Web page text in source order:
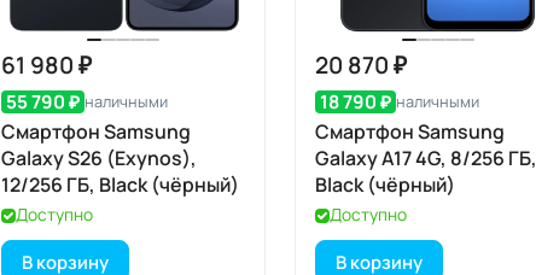
61 980 ₽
55 790 ₽ наличными
Смартфон Samsung
Galaxy S26 (Exynos),
12/256 ГБ, Black (чёрный)
Доступно
В корзину
20 870 ₽
18 790 ₽ наличными
Смартфон Samsung
Galaxy A17 4G, 8/256 ГБ,
Black (чёрный)
Доступно
В корзину